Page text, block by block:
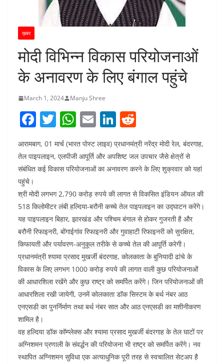
ख़बर
मोदी विभिन्न विकास परियोजनाओं
के अनावरण के लिए बंगाल पहुंचे
March 1, 2024 Manju Shree
F
c
e
o
o
k
T
w
itt
er
W
h
at
s
p
p
E
ai
l
Li
k
e
n
e
d
di
आरामबाग, 01 मार्च (भारत पोस्ट लाइव) प्रधानमंत्री नरेंद्र मोदी रेल, बंदरगाह,
तेल पाइपलाइन, एलपीजी आपूर्ति और अपशिष्ट जल उपचार जैसे क्षेत्रों से
संबंधित कई विकास परियोजनाओं का अनावरण करने के लिए शुक्रवार को यहां
पहुंचे।
श्री मोदी लगभग 2,790 करोड़ रुपये की लागत से विकसित इंडियन ऑयल की
518 किलोमीटर लंबी हल्दिया-बरौनी कच्चे तेल पाइपलाइन का उद्घाटन करेंगे।
यह पाइपलाइन बिहार, झारखंड और पश्चिम बंगाल से होकर गुजरती है और
बरौनी रिफाइनरी, बोंगाईगांव रिफाइनरी और गुवाहाटी रिफाइनरी को सुरक्षित,
किफायती और पर्यावरण-अनुकूल तरीके से कच्चे तेल की आपूर्ति करेगी।
प्रधानमंत्री श्यामा प्रसाद मुखर्जी बंदरगाह, कोलकाता के बुनियादी ढांचे के
विकास के लिए लगभग 1000 करोड़ रुपये की लागत वाली कुछ परियोजनाओं
की आधारशिला रखेंगे और कुछ राष्ट्र को समर्पित करेंगे। जिन परियोजनाओं की
आधारशिला रखी जायेगी, उनमें कोलकाता डॉक सिस्टम के बर्थ नंबर आठ
एनएसडी का पुनर्निर्माण तथा बर्थ नंबर सात और आठ एनएसडी का मशीनीकरण
शामिल है।
वह हल्दिया डॉक कॉम्प्लेक्स और श्यामा प्रसाद मुखर्जी बंदरगाह के तेल घाटों पर
अग्निशमन प्रणाली के संवर्द्धन की परियोजना भी राष्ट्र को समर्पित करेंगे। नव
स्थापित अग्निशमन सुविधा एक अत्याधुनिक पूरी तरह से स्वचालित सेटअप है